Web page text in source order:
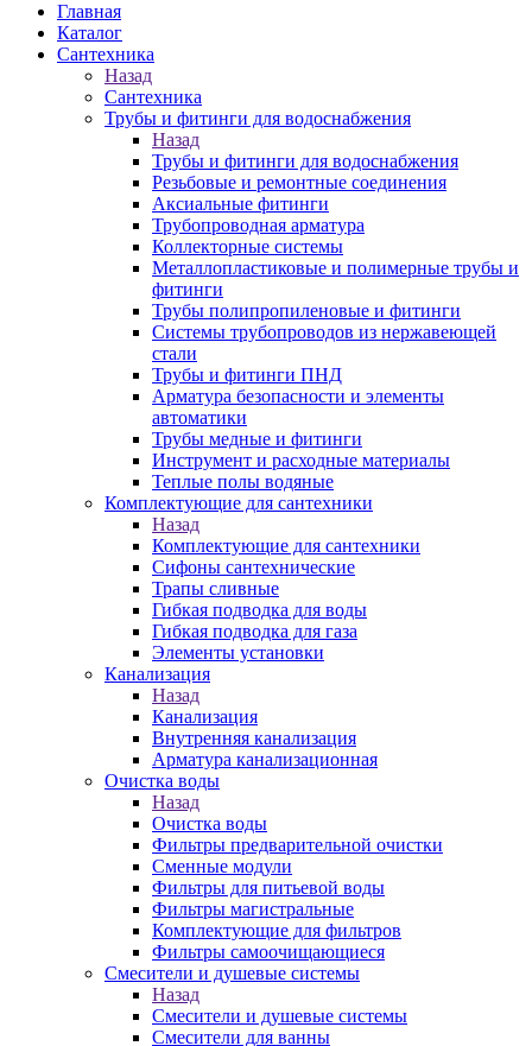
Главная
Каталог
Сантехника
Назад
Сантехника
Трубы и фитинги для водоснабжения
Назад
Трубы и фитинги для водоснабжения
Резьбовые и ремонтные соединения
Аксиальные фитинги
Трубопроводная арматура
Коллекторные системы
Металлопластиковые и полимерные трубы и
фитинги
Трубы полипропиленовые и фитинги
Системы трубопроводов из нержавеющей
стали
Трубы и фитинги ПНД
Арматура безопасности и элементы
автоматики
Трубы медные и фитинги
Инструмент и расходные материалы
Теплые полы водяные
Комплектующие для сантехники
Назад
Комплектующие для сантехники
Сифоны сантехнические
Трапы сливные
Гибкая подводка для воды
Гибкая подводка для газа
Элементы установки
Канализация
Назад
Канализация
Внутренняя канализация
Арматура канализационная
Очистка воды
Назад
Очистка воды
Фильтры предварительной очистки
Сменные модули
Фильтры для питьевой воды
Фильтры магистральные
Комплектующие для фильтров
Фильтры самоочищающиеся
Смесители и душевые системы
Назад
Смесители и душевые системы
Смесители для ванны